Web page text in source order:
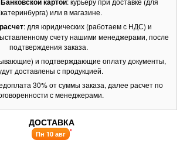
или в магазине.
: для юридических (работаем с НДС) и
счету нашими менеджерами, после
подтверждения заказа.
и подтверждающие оплату документы,
доставлены с продукцией.
30% от суммы заказа, далее расчет по
с менеджерами.
ДОСТАВКА
Пн 10 авг *